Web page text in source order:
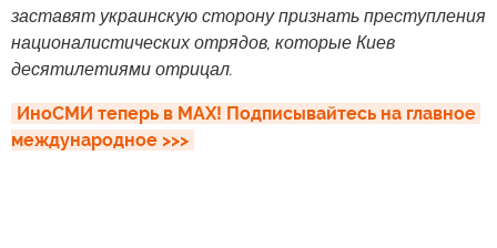
заставят украинскую сторону признать преступления
националистических отрядов, которые Киев
десятилетиями отрицал.
ИноСМИ теперь в MAX! Подписывайтесь на главное
международное >>>